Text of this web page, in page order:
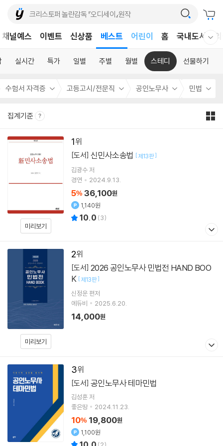
채널예스 이벤트 신상품 베스트
어린이
어린이
홈 국내도서
실시간 특가 일별 주별 월별 스테디 선물하기
수험서 자격증 고등고시/전문직 공인노무사 민법
집계기준
1
미리보기
[도서] 신민사소송법 [제13판]
김광수저
경연
2024.9.13.
5% 36,100원
1,140원
10.0 (3)
2
미리보기
[도서]
K [제13판]
신정운 편저
에듀비
2025.6.20.
14,000원
3
[도서] 공인노무사 테마민법
김성훈저
좋은땅
2024.11.23.
10% 19,800원
1,100원